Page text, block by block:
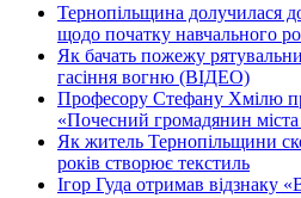
Тернопільщина долучилася
щодо початку навчального
Як бачать пожежу
гасіння вогню (ВІДЕО)
Професору Стефану Хмілю
«Почесний громадянин
Як житель Тернопільщини
років створює текстиль
Ігор Гуда отримав відзнаку